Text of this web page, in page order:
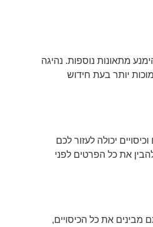
מתאונות נוספות. נהיגה
יותר בעת חידוש
יכולה לעזור לכם
את כל הפרטים לפני
את כל הכיסויים,